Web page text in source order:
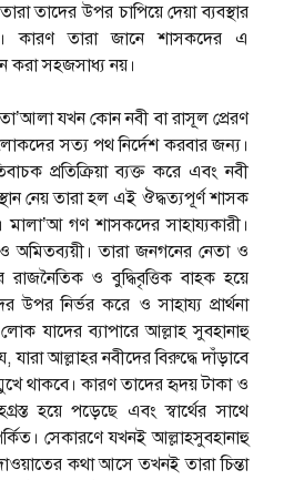
তাদের উপর চাপিয়ে দেয়া ব্যবস্থার
কারণ তারা জানে শাসকদের এ
করা সহজসাধ্য নয়।
যখন কোন নবী বা রাসূল প্রেরণ
সত্য পথ নির্দেশ করবার জন্য।
প্রতিক্রিয়া ব্যক্ত করে এবং নবী
নেয় তারা হল এই ঔদ্ধত্যপূর্ণ শাসক
মালা’আ গণ শাসকদের সাহায্যকারী।
ও অমিতব্যয়ী। তারা জনগনের নেতা ও
রাজনৈতিক ও বুদ্ধিবৃত্তিক বাহক হয়ে
উপর নির্ভর করে ও সাহায্য প্রার্থনা
যাদের ব্যাপারে আল্লাহ সুবহানাহু
আল্লাহর নবীদের বিরুদ্ধে দাঁড়াবে
থাকবে। কারণ তাদের হৃদয় টাকা ও
হয়ে পড়েছে এবং স্বার্থের সাথে
সেকারণে যখনই আল্লাহসুবহানাহু
কথা আসে তখনই তারা চিন্তা